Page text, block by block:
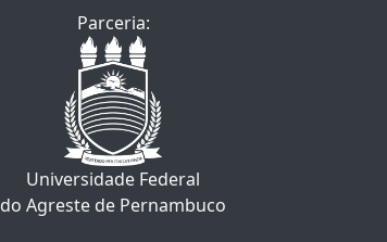
Parceria:
Universidade Federal
do Agreste de Pernambuco